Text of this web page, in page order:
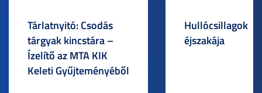
Tárlatnyitó: Csodás
tárgyak kincstára –
Ízelítő az MTA KIK
Keleti Gyűjteményéből
Hullócsillagok
éjszakája